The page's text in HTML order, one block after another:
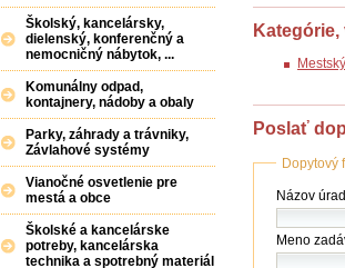
Poslať
Dopytový
Názov
(firmy
/
úradu)
Názov
Meno
Školský, kancelársky,
dielenský, konferenčný a
nemocničný nábytok, ...
Komunálny odpad,
kontajnery, nádoby a obaly
Parky, záhrady a trávniky,
Závlahové systémy
Vianočné osvetlenie pre
mestá a obce
Školské a kancelárske
potreby, kancelárska
technika a spotrebný materiál